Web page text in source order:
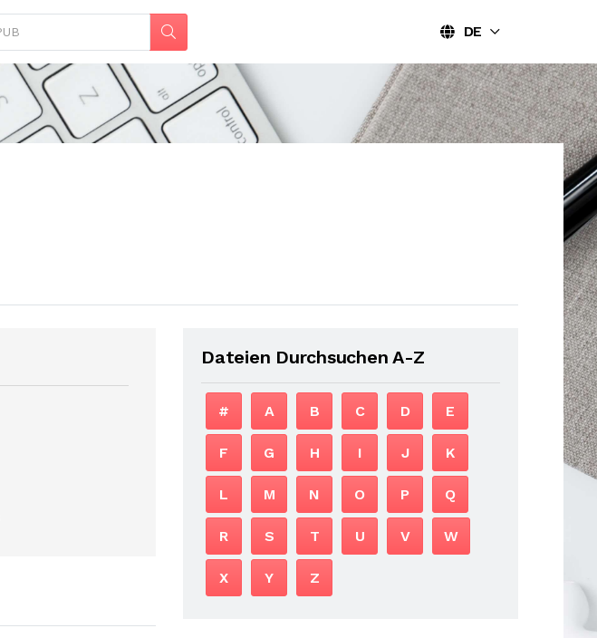
DE
Dateien Durchsuchen A-Z
# A B C D E
F G H I J K
L M N O P Q
R S T U V W
X Y Z